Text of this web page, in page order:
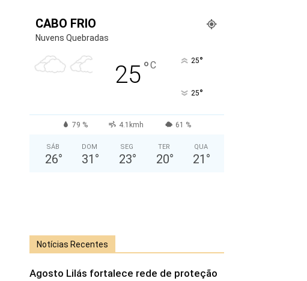
CABO FRIO
Nuvens Quebradas
25°C 25°
25°
79 % 4.1kmh 61 %
SÁB
26°
DOM
31 °
SEG
23°
TER
20°
QUA
21 °
Notícias Recentes
Agosto Lilás fortalece rede de proteção